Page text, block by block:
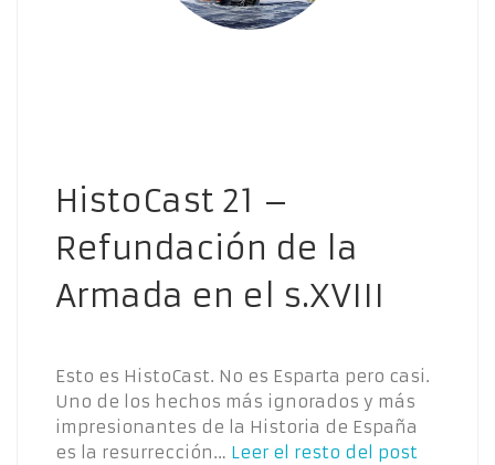
HistoCast 21 –
Refundación de la
Armada en el s.XVIII
Esto es HistoCast. No es Esparta pero casi.
Uno de los hechos más ignorados y más
impresionantes de la Historia de España
es la resurrección… Leer el resto del post